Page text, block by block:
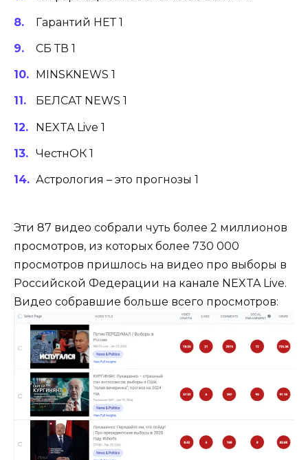
Гарантий НЕТ 1
СБ ТВ 1
MINSKNEWS 1
БЕЛСАТ NEWS 1
NEXTA Live 1
ЧестнОК 1
Астрология – это прогнозы 1
Эти 87 видео собрали чуть более 2 миллионов
просмотров, из которых более 730 000
просмотров пришлось на видео про выборы в
Российской Федерации на канале NEXTA Live.
Видео собравшие больше всего просмотров: